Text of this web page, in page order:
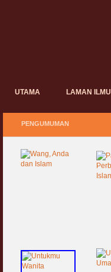
UTAMA LAMAN ILMU
PENGUMUMAN